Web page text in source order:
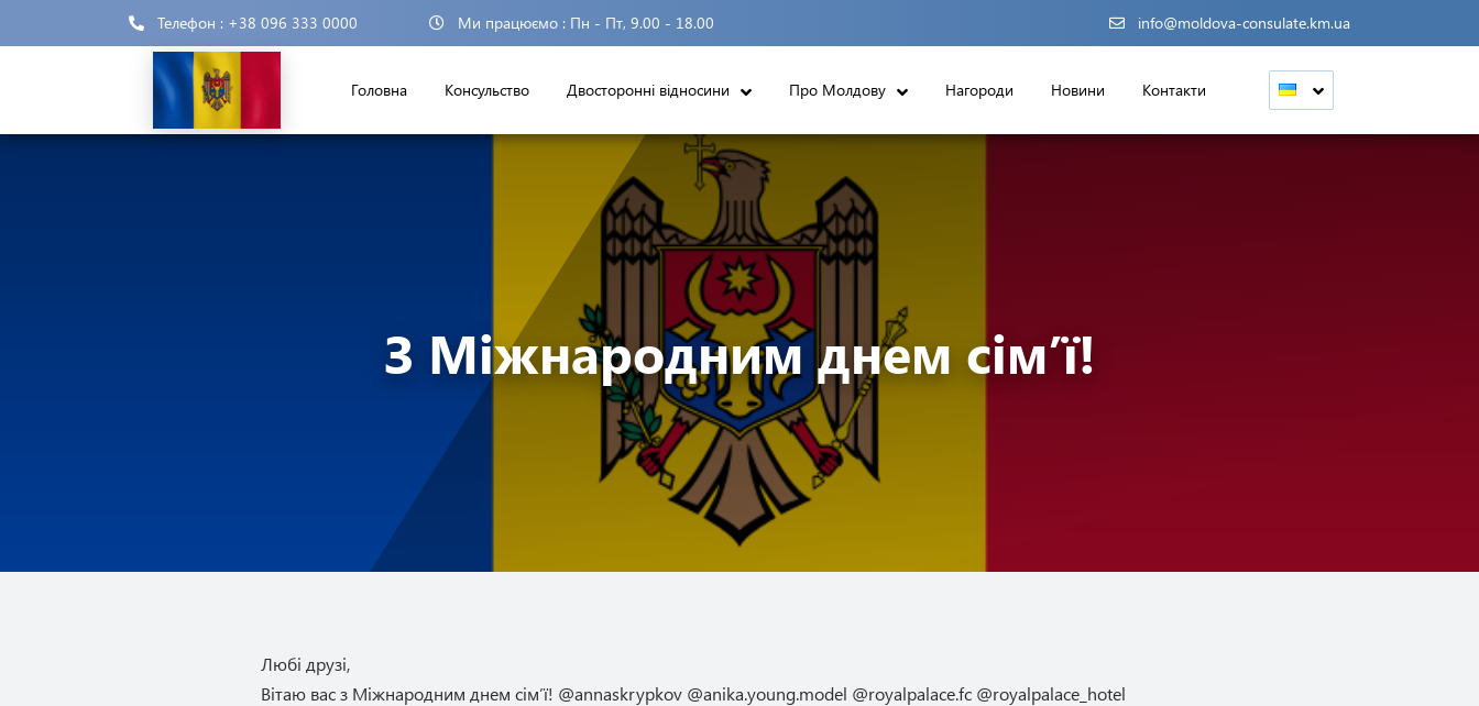
Телефон : +38 096 333 0000 Ми працюємо : Пн - Пт, 9.00 - 18.00 info@moldova-consulate.km.ua
Головна Консульство Двосторонні відносини Про Молдову Нагороди Новини Контакти
З Міжнародним днем сім’ї!
Любі друзі,
Вітаю вас з Міжнародним днем сім’ї! @annaskrypkov @anika.young.model @royalpalace.fc @royalpalace_hotel